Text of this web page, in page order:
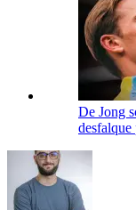
De Jong
desfalque